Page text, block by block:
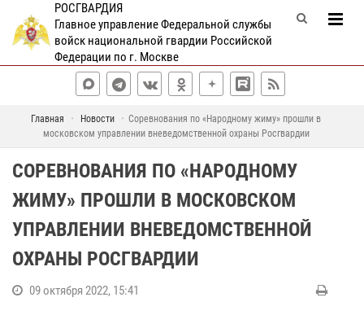
РОСГВАРДИЯ
Главное управление Федеральной службы
войск национальной гвардии Российской
Федерации по г. Москве
Главная Новости
Соревнования по «Народному жиму» прошли в
московском управлении вневедомственной охраны Росгвардии
СОРЕВНОВАНИЯ ПО «НАРОДНОМУ
ЖИМУ» ПРОШЛИ В МОСКОВСКОМ
УПРАВЛЕНИИ ВНЕВЕДОМСТВЕННОЙ
ОХРАНЫ РОСГВАРДИИ
09 октября 2022, 15:41